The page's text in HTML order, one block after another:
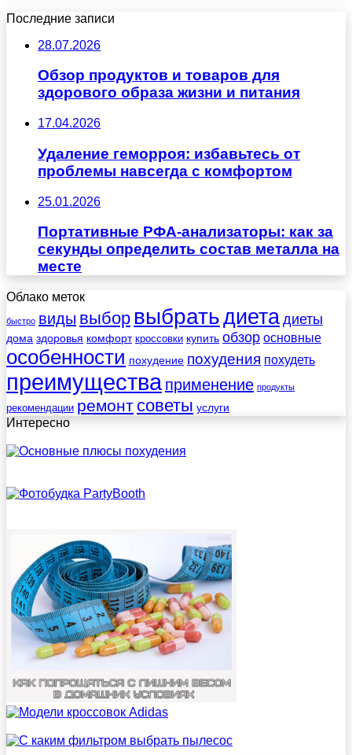
Последние записи
28.07.2026
Обзор продуктов и товаров для
здорового образа жизни и питания
17.04.2026
Удаление геморроя: избавьтесь от
проблемы навсегда с комфортом
25.01.2026
Портативные РФА-анализаторы: как за
секунды определить состав металла на
месте
Облако меток
быстро виды выбор выбратьдиета диеты
дома здоровья комфорт кроссовки купить обзор основные
особенности похудение похудения похудеть
преимущества применение продукты
рекомендации ремонт советы услуги
Интересно